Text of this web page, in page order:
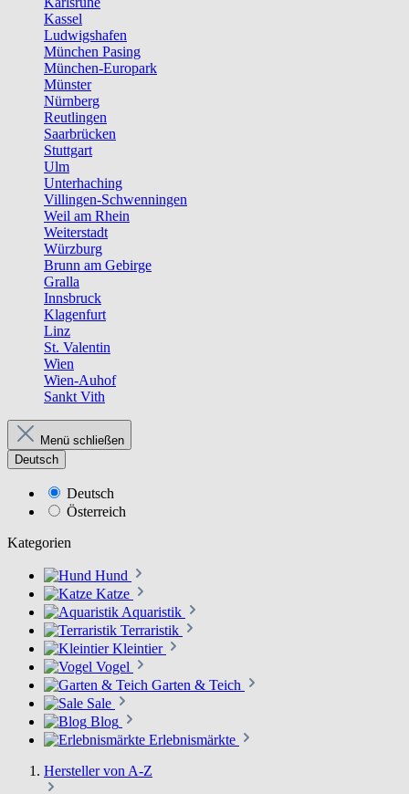
Kassel
Ludwigshafen
München Pasing
München-Europark
Münster
Nürnberg
Reutlingen
Saarbrücken
Stuttgart
Ulm
Unterhaching
Villingen-Schwenningen
Weil am Rhein
Weiterstadt
Würzburg
Brunn am Gebirge
Gralla
Innsbruck
Klagenfurt
Linz
St. Valentin
Wien
Wien-Auhof
Sankt Vith
Menü schließen
Deutsch
Deutsch
Österreich
Kategorien
Hund
Katze
Aquaristik
Terraristik
Kleintier
Vogel
Garten & Teich
Sale
Blog
Erlebnismärkte
Hersteller von A-Z